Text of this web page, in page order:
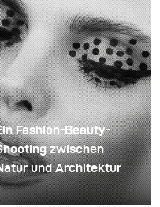
sie anschließend
mehrschichtige,
zunächst
Fashion-Beauty-
zwischen
und Architektur
dieses Projekt hatten